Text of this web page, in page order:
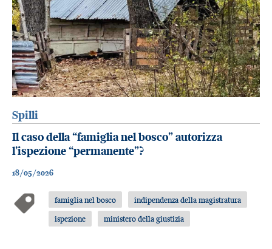
Spilli
Il caso della “famiglia nel bosco” autorizza
l’ispezione “permanente”?
18/05/2026
famiglia nel bosco
indipendenza della magistratura
ispezione
ministero della giustizia